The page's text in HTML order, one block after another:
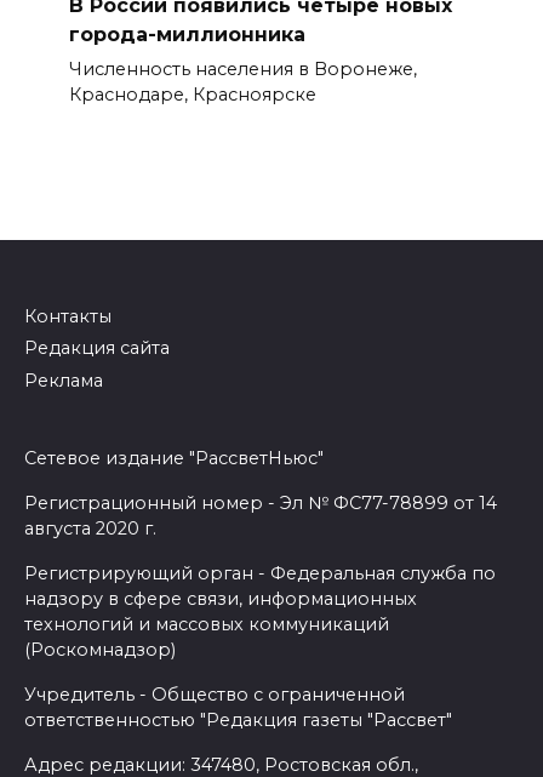
В России появились четыре новых
города-миллионника
Численность населения в Воронеже,
Краснодаре, Красноярске
Контакты
Редакция сайта
Реклама
Сетевое издание "РассветНьюс"
Регистрационный номер - Эл № ФС77-78899 от 14
августа 2020 г.
Регистрирующий орган - Федеральная служба по
надзору в сфере связи, информационных
технологий и массовых коммуникаций
(Роскомнадзор)
Учредитель - Общество с ограниченной
ответственностью "Редакция газеты "Рассвет"
Адрес редакции: 347480, Ростовская обл.,